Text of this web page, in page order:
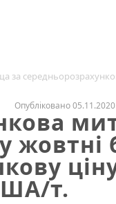
за
Опубліковано 05.11.2020
жовтні
т.